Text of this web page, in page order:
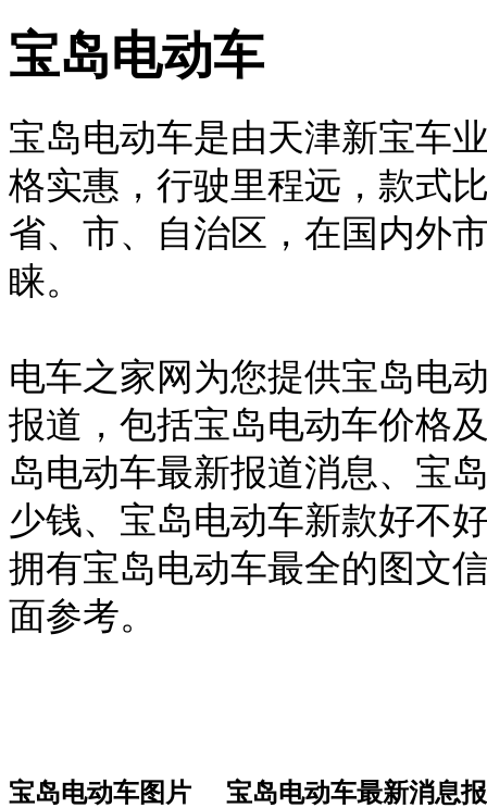
宝岛电动车
宝岛电动车是由天津新宝车
格实惠，行驶里程远，款式
省、市、自治区，在国内外
睐。
电车之家网为您提供宝岛电
报道，包括宝岛电动车价格
岛电动车最新报道消息、宝
少钱、宝岛电动车新款好不
拥有宝岛电动车最全的图文
面参考。
宝岛电动车图片 宝岛电动车最新消息